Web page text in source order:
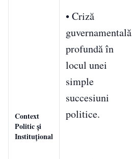
Context
Politic și
Instituțional
• Criză
guvernamentală
profundă în
locul unei
simple
succesiuni
politice.